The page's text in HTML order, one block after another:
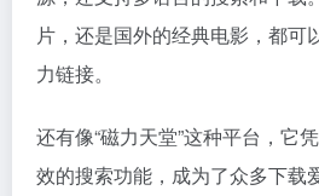
片，还是国外的经典电影，都可
力链接。
还有像“磁力天堂”这种平台，它
效的搜索功能，成为了众多下载